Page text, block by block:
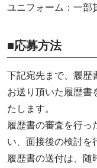
ユニフォーム：一部
■応募方法
下記宛先まで、履歴
お送り頂いた履歴書
たします。
履歴書の審査を行っ
い、面接後の検討を
履歴書の送付は、随